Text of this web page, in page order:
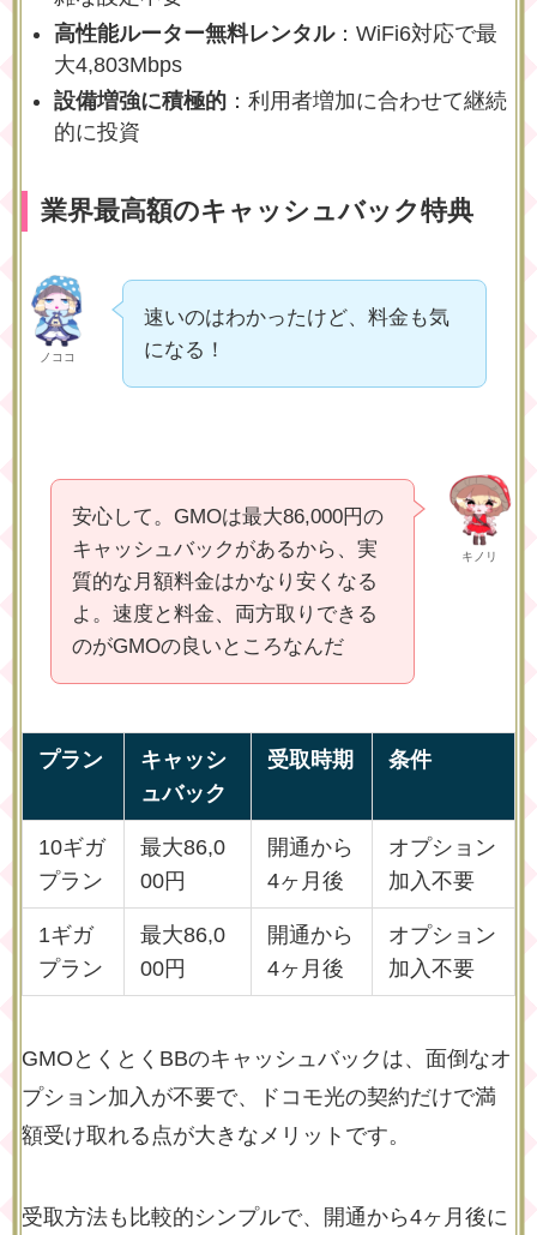
高性能ルーター無料レンタル：WiFi6対応で最
大4,803Mbps
設備増強に積極的：利用者増加に合わせて継続
的に投資
業界最高額のキャッシュバック特典
ノココ
速いのはわかったけど、料金も気
になる！
キノリ
安心して。GMOは最大86,000円の
キャッシュバックがあるから、実
質的な月額料金はかなり安くなる
よ。速度と料金、両方取りできる
のがGMOの良いところなんだ
プラン
キャッシ
ュバック
受取時期 条件
10ギガ
プラン
最大86,0
00円
開通から
4ヶ月後
オプション
加入不要
1ギガ
プラン
最大86,0
00円
開通から
4ヶ月後
オプション
加入不要
GMOとくとくBBのキャッシュバックは、 面倒なオ
プション加入が不要で、ドコモ光の契約だけで満
額受け取れる点が大きなメリットです。
受取方法も比較的シンプルで、開通から4ヶ月後に